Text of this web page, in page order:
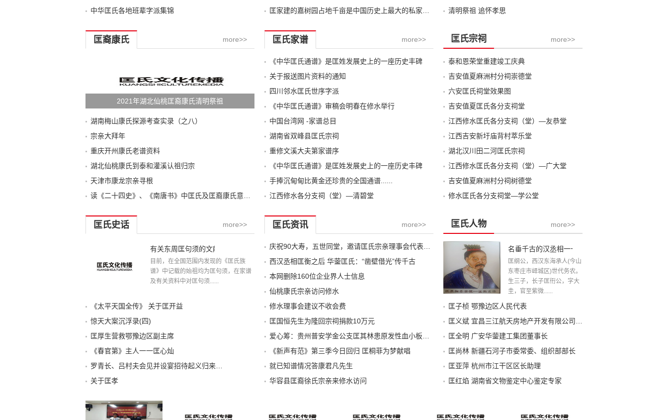
中华匡氏各地班辈字派集锦
清明祭祖 追怀孝思
more>>
匡裔康氏
2021年湖北仙桃匡裔康氏清明祭祖
湖南梅山康氏探源考查实录（之八）
宗亲大拜年
重庆开州康氏老谱资料
湖北仙桃康氏到泰和灌溪认祖归宗
天津市康龙宗亲寻根
more>>
匡氏家谱
《中华匡氏通谱》是匡姓发展史上的一座历史丰碑
关于报送图片资料的通知
四川邻水匡氏世序字派
《中华匡氏通谱》审稿会明春在修水举行
中国台湾网 -家谱总目
湖南省双峰县匡氏宗祠
重修文溪大夫第家谱序
《中华匡氏通谱》是匡姓发展史上的一座历史丰碑
手捧沉甸甸比黄金还珍贵的全国通谱......
江西修水各分支祠（堂）—清碧堂
more>>
匡氏宗祠
泰和恩荣堂重建竣工庆典
吉安值夏麻洲村分祠崇德堂
六安匡氏祠堂效果图
吉安值夏匡氏各分支祠堂
江西修水匡氏各分支祠（堂）—友恭堂
江西吉安新圩庙背村萃乐堂
湖北汉川田二河匡氏宗祠
江西修水匡氏各分支祠（堂）—广大堂
吉安值夏麻洲村分祠树德堂
修水匡氏各分支祠堂—学公堂
more>>
匡氏史话
有关东周匡句须的文献记载
目前，在全国范围内发现的《匡氏族
谱》中记载的始祖均为匡句须，在家谱
及有关资料中对匡句须......
《太平天国全传》 关于匡开益
惊天大案沉浮录(四)
匡厚生营救鄂豫边区副主席
《春官第》主人一一匡心灿
关于匡孝
more>>
匡氏资讯
西汉丞相匡衡之后 华蓥匡氏：“凿壁借光”传千古
本网删除160位企业界人士信息
仙桃康氏宗亲访问修水
修水理事会建议不收会费
匡国恒先生为隆回宗祠捐款10万元
《新声有范》第三季今日回归 匡桐菲为梦献唱
就已知谱情况答康君凡先生
华容县匡裔徐氏宗亲来修水访问
more>>
匡氏人物
名垂千古的汉丞相一一匡衡公
匡纲公，西汉东海承人(今山
东枣庄市峄城区)世代务农。
生三子，长子匡衎公，字大
圭，官至紫微......
匡子桢 鄂豫边区人民代表
匡全明 广安华蓥建工集团董事长
匡尚林 新疆石河子市委常委、组织部部长
匡亚萍 杭州市江干区区长助理
匡红焰 湖南省文物鉴定中心鉴定专家